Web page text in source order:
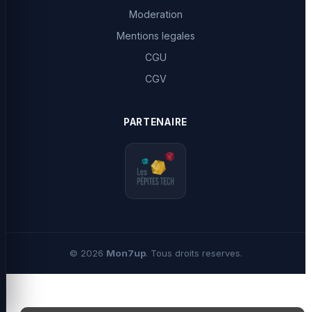
Moderation
Mentions legales
CGU
CGV
PARTENAIRE
© 2026 Mon7up. Tous droits reserves.